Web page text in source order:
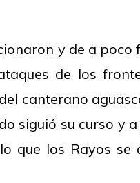
y de a
de los
canterano
siguió su curso y
que los Rayos